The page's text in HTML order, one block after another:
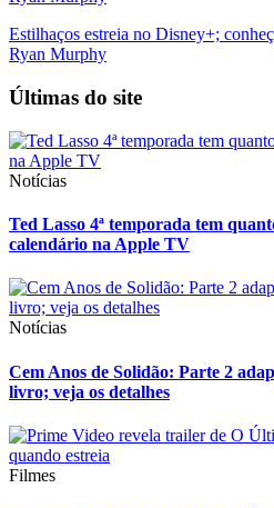
Estilhaços estreia no Disney+;
Ryan Murphy
Últimas do site
Notícias
Ted Lasso 4ª temporada tem
calendário na Apple TV
Notícias
Cem Anos de Solidão: Parte 2
livro; veja os detalhes
Filmes